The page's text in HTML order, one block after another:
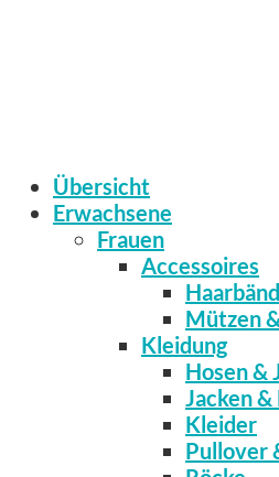
Übersicht
Erwachsene
Frauen
Accessoires
Mützen
Kleidung
Hosen &
Jacken
Kleider
Pullover